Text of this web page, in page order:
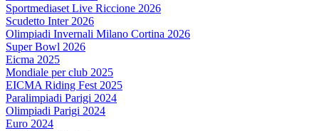
Sportmediaset Live Riccione 2026
Scudetto Inter 2026
Olimpiadi Invernali Milano Cortina 2026
Super Bowl 2026
Eicma 2025
Mondiale per club 2025
EICMA Riding Fest 2025
Paralimpiadi Parigi 2024
Olimpiadi Parigi 2024
Euro 2024